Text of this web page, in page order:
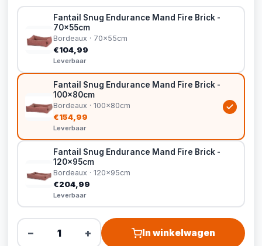
Fantail Snug Endurance Mand Fire Brick -
70x55cm
Bordeaux · 70x55cm
€104,99
Leverbaar
Fantail Snug Endurance Mand Fire Brick -
100x80cm
Bordeaux · 100x80cm
€154,99
Leverbaar
Fantail Snug Endurance Mand Fire Brick -
120x95cm
Bordeaux · 120x95cm
€204,99
Leverbaar
− + In winkelwagen